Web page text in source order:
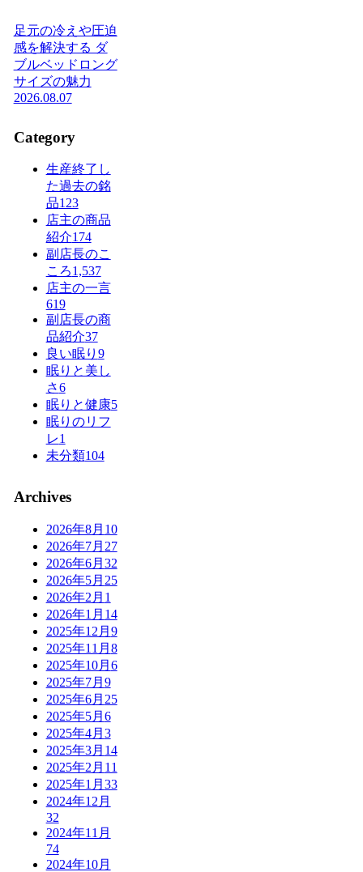
足元の冷えや圧迫
感を解決する ダ
ブルベッドロング
サイズの魅力
2026.08.07
Category
生産終了し
た過去の銘
品123
店主の商品
紹介174
副店長のこ
ころ1,537
店主の一言
619
副店長の商
品紹介37
良い眠り 9
眠りと美し
さ6
眠りと健康5
眠りのリフ
レ1
未分類104
Archives
2026年8月 10
2026年7月 27
2026年6月 32
2026年5月 25
2026年2月 1
2026年1月 14
2025年12月 9
2025年11月 8
2025年10月 6
2025年7月 9
2025年6月 25
2025年5月 6
2025年4月 3
2025年3月 14
2025年2月 11
2025年1月 33
2024年12月
32
2024年11月
74
2024年10月